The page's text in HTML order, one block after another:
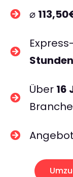
⌀
Stunden
Über 16